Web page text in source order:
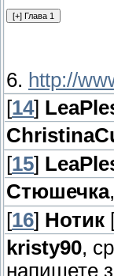
6. http://
[14]
[15]
Стюшечка
[16] Нотик
kristy90,
напишете